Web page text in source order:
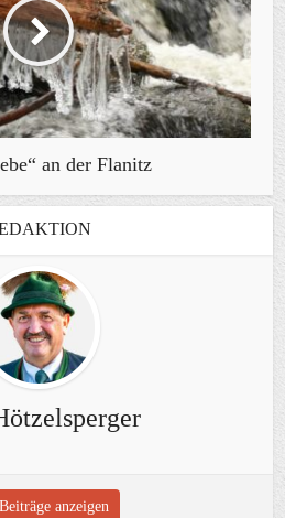
an der Flanitz
anzeigen